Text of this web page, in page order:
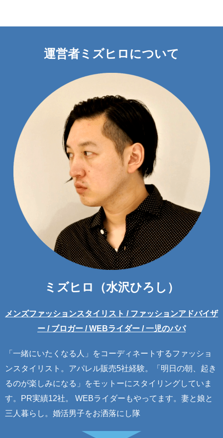
運営者ミズヒロについて
ミズヒロ（水沢ひろし）
メンズファッションスタイリスト / ファッションアドバイザ
ー / ブロガー / WEBライダー / 一児のパパ
「一緒にいたくなる人」をコーディネートするファッショ
ンスタイリスト。アパレル販売5社経験。「明日の朝、起き
るのが楽しみになる」をモットーにスタイリングしていま
す。PR実績12社。 WEBライダーもやってます。妻と娘と
三人暮らし。婚活男子をお洒落にし隊